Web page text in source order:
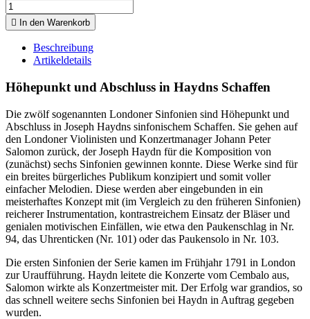
 In den Warenkorb
Beschreibung
Artikeldetails
Höhepunkt und Abschluss in Haydns Schaffen
Die zwölf sogenannten Londoner Sinfonien sind Höhepunkt und
Abschluss in Joseph Haydns sinfonischem Schaffen. Sie gehen auf
den Londoner Violinisten und Konzertmanager Johann Peter
Salomon zurück, der Joseph Haydn für die Komposition von
(zunächst) sechs Sinfonien gewinnen konnte. Diese Werke sind für
ein breites bürgerliches Publikum konzipiert und somit voller
einfacher Melodien. Diese werden aber eingebunden in ein
meisterhaftes Konzept mit (im Vergleich zu den früheren Sinfonien)
reicherer Instrumentation, kontrastreichem Einsatz der Bläser und
genialen motivischen Einfällen, wie etwa den Paukenschlag in Nr.
94, das Uhrenticken (Nr. 101) oder das Paukensolo in Nr. 103.
Die ersten Sinfonien der Serie kamen im Frühjahr 1791 in London
zur Uraufführung. Haydn leitete die Konzerte vom Cembalo aus,
Salomon wirkte als Konzertmeister mit. Der Erfolg war grandios, so
das schnell weitere sechs Sinfonien bei Haydn in Auftrag gegeben
wurden.